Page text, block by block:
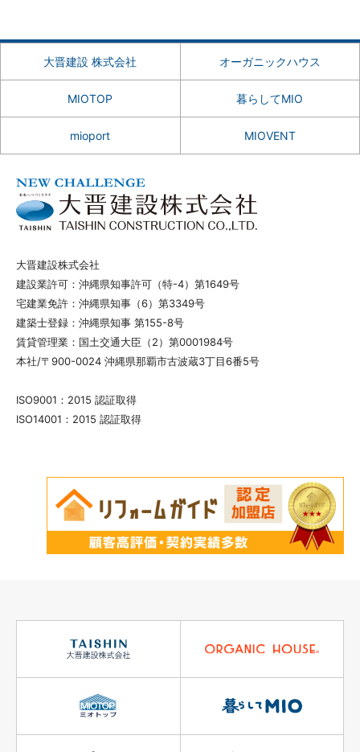
大晋建設 株式会社 オーガニックハウス
MIOTOP 暮らしてMIO
mioport MIOVENT
大晋建設株式会社
建設業許可：沖縄県知事許可（特-4）第1649号
宅建業免許：沖縄県知事（6）第3349号
建築士登録：沖縄県知事 第155-8号
賃貸管理業：国土交通大臣（2）第0001984号
本社/〒900-0024 沖縄県那覇市古波蔵3丁目6番5号
ISO9001：2015 認証取得
ISO14001：2015 認証取得